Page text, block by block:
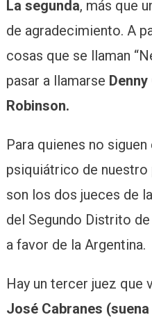
La segunda, más que
de agradecimiento. A
cosas que se llaman
pasar a llamarse
Robinson.
Para quienes no
psiquiátrico de nuestro
son los dos jueces de
del Segundo Distrito
a favor de la Argentina.
Hay un tercer juez que
José Cabranes